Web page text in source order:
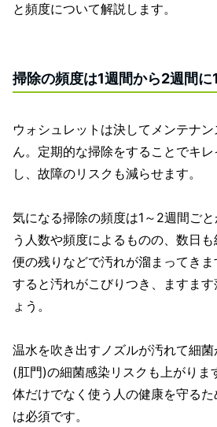
と頻度について解説します。
掃除の頻度は1週間から2週間に
ウォシュレットは決してメンテナ
ん。定期的な掃除をすることでキ
し、故障のリスクも減らせます。
気になる掃除の頻度は1～2週間ご
う人数や頻度によるものの、数日
便の残りなどで汚れが溜まってき
すると汚れがこびりつき、ますま
ょう。
温水を吹き出すノズルが汚れて細
(肛門)の細菌感染リスクも上がりま
体だけでなく使う人の健康を守る
は必須です。